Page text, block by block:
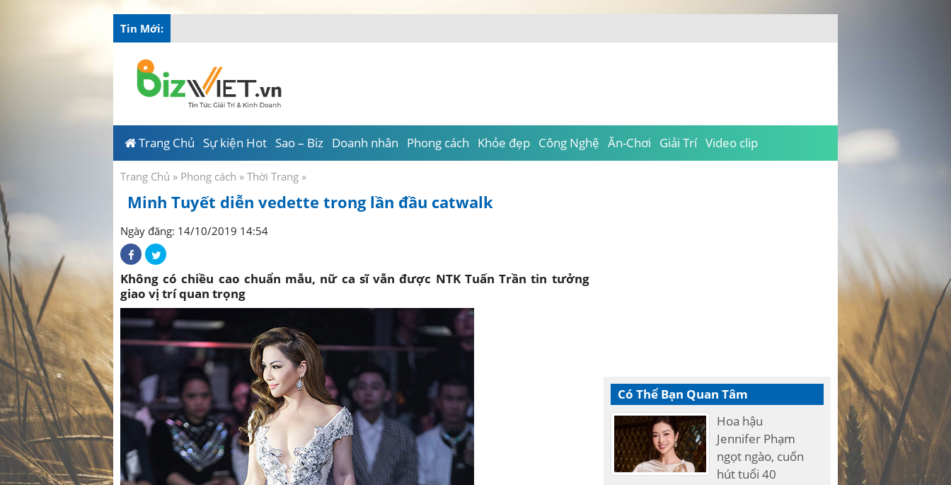
Tin Mới:
Trang Chủ Sự kiện Hot Sao – Biz Doanh nhân Phong cách Khỏe đẹp Công Nghệ Ăn-Chơi Giải Trí Video clip
Trang Chủ » Phong cách » Thời Trang »
Minh Tuyết diễn vedette trong lần đầu catwalk
Ngày đăng: 14/10/2019 14:54
Không có chiều cao chuẩn mẫu, nữ ca sĩ vẫn được NTK Tuấn Trần tin tưởng
giao vị trí quan trọng
Có Thể Bạn Quan Tâm
Hoa hậu
Jennifer Phạm
ngọt ngào, cuốn
hút tuổi 40